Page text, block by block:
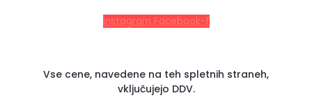
Instagram Facebook-f
Vse cene, navedene na teh spletnih straneh,
vključujejo DDV.